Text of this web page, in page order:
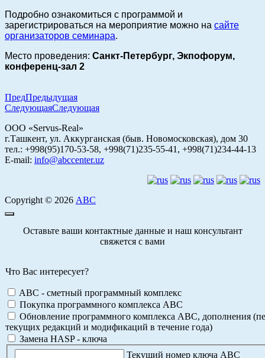
Подробно ознакомиться с программой и
зарегистрироваться на мероприятие можно на сайте
организаторов семинара.
Место проведения: Санкт-Петербург, Экпофорум,
конференц-зал 2
ПредПредыдущая
СледующаяСледующая
ООО «Servus-Real»
г.Ташкент, ул. Аккурганская (быв. Новомосковская), дом 30
тел.: +998(95)170-53-58, +998(71)235-55-41, +998(71)234-44-13
E-mail: info@abccenter.uz
Copyright © 2026 АВС
Оставьте ваши контактные данные и наш консультант
свяжется с вами
Что Вас интересует?
ABC - сметный программный комплекс
Покупка программного комплекса АВС
Обновление программного комплекса АВС, дополнения
текущих редакций и модификаций в течение года)
Замена HASP - ключа
Текущий номер ключа АВС